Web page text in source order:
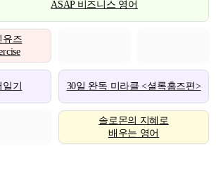
ASAP 비즈니스 영어
유즈
기 30일 완독 미라클 <셜록홈즈편>
솔로몬의 지혜로
배우는 영어